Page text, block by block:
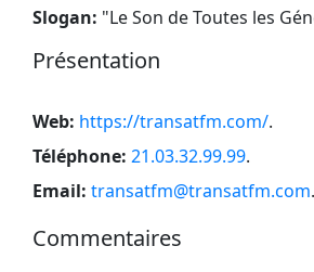
Slogan: "Le Son de Toutes les
Présentation
Web: https://transatfm.com/.
Téléphone: 21.03.32.99.99.
Email: transatfm@transatfm.com.
Commentaires